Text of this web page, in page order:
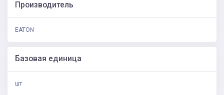
Производитель
EATON
Базовая единица
шт